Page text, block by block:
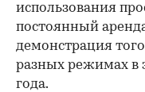
использования
постоянный
демонстрация
разных режимах в
года.